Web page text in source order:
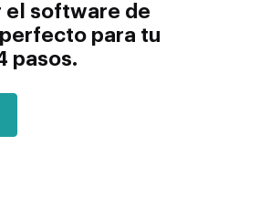
el software de
para tu
pasos.